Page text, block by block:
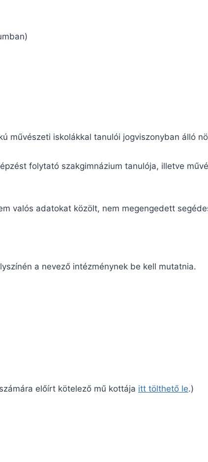
művészeti iskolákkal tanulói jogviszonyban álló
folytató szakgimnázium tanulója, illetve
valós adatokat közölt, nem megengedett
a nevező intézménynek be kell mutatnia.
előírt kötelező mű kottája itt tölthető le.)